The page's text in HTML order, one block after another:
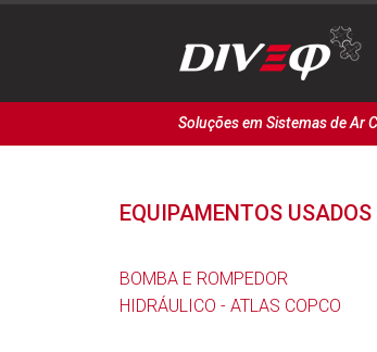
Soluções em Sistemas de Ar
EQUIPAMENTOS USADOS
BOMBA E ROMPEDOR
HIDRÁULICO - ATLAS COPCO